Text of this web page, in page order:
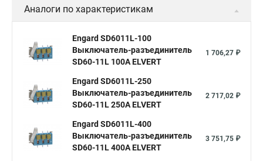
Аналоги по характеристикам
Engard SD6011L-100
Выключатель-разъединитель
SD60-11L 100А ELVERT
1 706,27 ₽
Engard SD6011L-250
Выключатель-разъединитель
SD60-11L 250А ELVERT
2 717,02 ₽
Engard SD6011L-400
Выключатель-разъединитель
SD60-11L 400А ELVERT
3 751,75 ₽